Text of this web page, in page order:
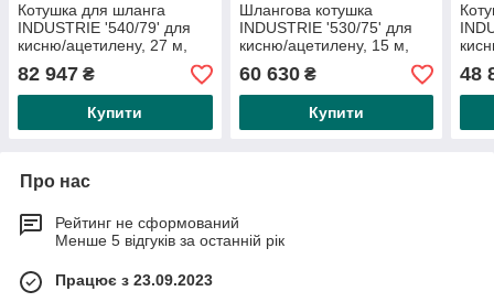
Котушка для шланга
INDUSTRIE '540/79' для
кисню/ацетилену, 27 м,
2x3/8 мм, 20 барів
82 947 ₴
Купити
Шлангова котушка
INDUSTRIE '530/75' для
кисню/ацетилену, 15 м,
2x3/8 мм, 20 барів
60 630₴
Купити
48
Про нас
Рейтинг не сформований
Менше 5 відгуків за останній рік
Працює з 23.09.2023